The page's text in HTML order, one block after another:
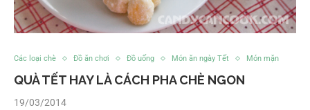
Các loại chè Đồ ăn chơi Đồ uống Món ăn ngày Tết Món mặn
QUÀ TẾT HAY LÀ CÁCH PHA CHÈ NGON
19/03/2014